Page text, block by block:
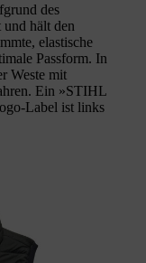
des
und hält den
elastische
Passform. In
Weste mit
Ein »STIHL
Label ist links